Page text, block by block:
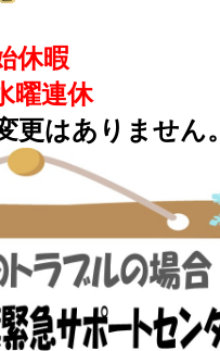
休暇
曜連休
更はありません。